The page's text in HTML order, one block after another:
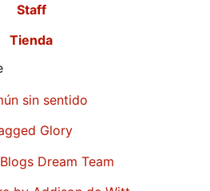
Staff
Tienda
sin sentido
Glory
Dream Team